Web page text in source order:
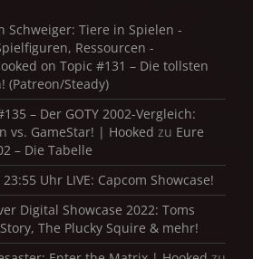
Schweiger: Tiere in Spielen -
Ressourcen -
on Topic #131 – Die tollsten
(Patreon/Steady)
– Der GOTY 2002-Vergleich:
vs. GameStar! | Hooked zu Eure
– Die Tabelle
Uhr LIVE: Capcom Showcase!
Digital Showcase 2022: Toms
The Plucky Squire & mehr!